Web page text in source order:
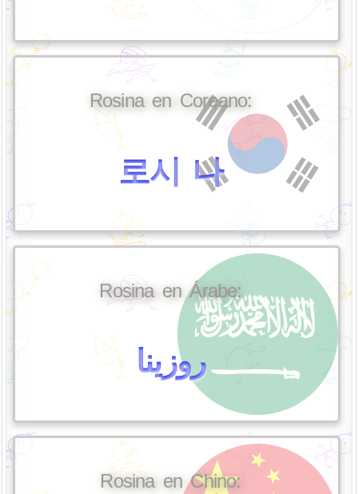
Rosina en Coreano:
로시 나
Rosina en Árabe:
روزينا
Rosina en Chino: